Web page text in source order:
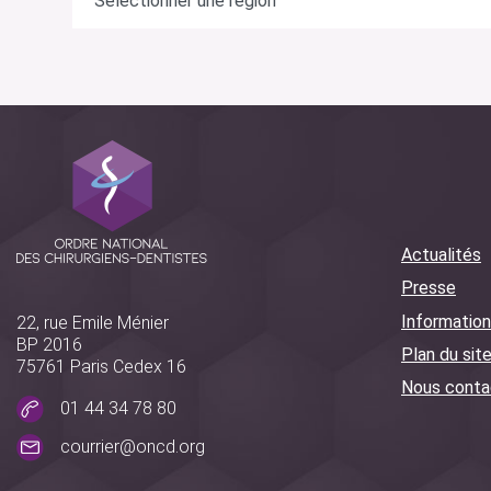
22, rue Emile Ménier
BP 2016
75761 Paris Cedex 16
01 44 34 78 80
courrier@oncd.org
Actualités
Presse
Plan du site
Nous